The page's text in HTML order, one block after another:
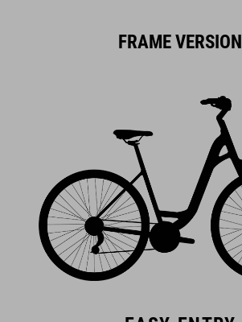
FRAME VERSION